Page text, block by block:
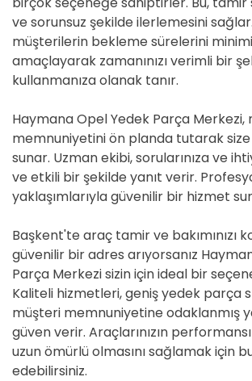
ve sorunsuz şekilde ilerlemesini
müşterilerin bekleme sürelerini
amaçlayarak zamanınızı verimli bir
kullanmanıza olanak tanır.
Haymana Opel Yedek Parça Merkezi,
memnuniyetini ön planda tutarak
sunar. Uzman ekibi, sorularınıza ve
ve etkili bir şekilde yanıt verir.
yaklaşımlarıyla güvenilir bir hizmet
Başkent'te araç tamir ve bakımınızı
güvenilir bir adres arıyorsanız
Parça Merkezi sizin için ideal bir
Kaliteli hizmetleri, geniş yedek parça
müşteri memnuniyetine odaklanmış
güven verir. Araçlarınızın
uzun ömürlü olmasını sağlamak için
edebilirsiniz.